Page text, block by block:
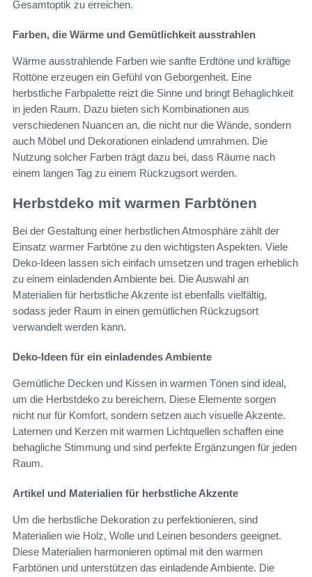
Gesamtoptik zu erreichen.
Farben, die Wärme und Gemütlichkeit ausstrahlen
Wärme ausstrahlende Farben wie sanfte Erdtöne und kräftige
Rottöne erzeugen ein Gefühl von Geborgenheit. Eine
herbstliche Farbpalette reizt die Sinne und bringt Behaglichkeit
in jeden Raum. Dazu bieten sich Kombinationen aus
verschiedenen Nuancen an, die nicht nur die Wände, sondern
auch Möbel und Dekorationen einladend umrahmen. Die
Nutzung solcher Farben trägt dazu bei, dass Räume nach
einem langen Tag zu einem Rückzugsort werden.
Herbstdeko mit warmen Farbtönen
Bei der Gestaltung einer herbstlichen Atmosphäre zählt der
Einsatz warmer Farbtöne zu den wichtigsten Aspekten. Viele
Deko-Ideen lassen sich einfach umsetzen und tragen erheblich
zu einem einladenden Ambiente bei. Die Auswahl an
Materialien für herbstliche Akzente ist ebenfalls vielfältig,
sodass jeder Raum in einen gemütlichen Rückzugsort
verwandelt werden kann.
Deko-Ideen für ein einladendes Ambiente
Gemütliche Decken und Kissen in warmen Tönen sind ideal,
um die Herbstdeko zu bereichern. Diese Elemente sorgen
nicht nur für Komfort, sondern setzen auch visuelle Akzente.
Laternen und Kerzen mit warmen Lichtquellen schaffen eine
behagliche Stimmung und sind perfekte Ergänzungen für jeden
Raum.
Artikel und Materialien für herbstliche Akzente
Um die herbstliche Dekoration zu perfektionieren, sind
Materialien wie Holz, Wolle und Leinen besonders geeignet.
Diese Materialien harmonieren optimal mit den warmen
Farbtönen und unterstützen das einladende Ambiente. Die